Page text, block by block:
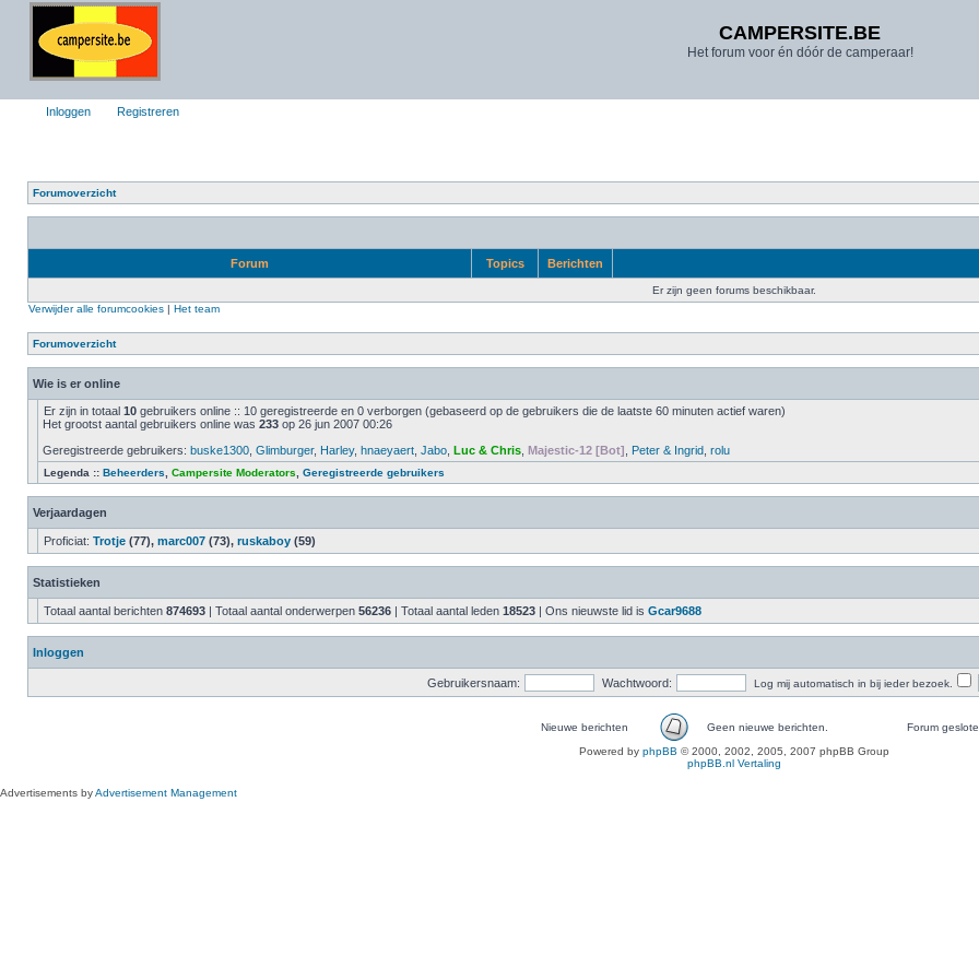
CAMPERSITE.BE
Het forum voor én dóór de camperaar!
Inloggen Registreren
Forumoverzicht
Forum Topics Berichten
Er zijn geen forums beschikbaar.
Verwijder alle forumcookies | Het team
Forumoverzicht
Wie is er online
Er zijn in totaal 10 gebruikers online :: 10 geregistreerde en 0 verborgen (gebaseerd op de gebruikers die de laatste 60 minuten actief waren)
Het grootst aantal gebruikers online was 233 op 26 jun 2007 00:26
Geregistreerde gebruikers: buske1300 Glimburger, Harley, hnaeyaert Jabo Luc & Chris Majestic-12 [Bot] Peter & Ingrid rolu
Legenda :: Beheerders Campersite Moderators Geregistreerde gebruikers
Verjaardagen
Proficiat: Trotje (77), marc007 (73), ruskaboy (59)
Statistieken
Totaal aantal berichten 874693 | Totaal aantal onderwerpen 56236 | Totaal aantal leden 18523 | Ons nieuwste lid is Gcar9688
Inloggen
Gebruikersnaam: Wachtwoord: Log mij automatisch in bij ieder bezoek.
Nieuwe berichten Geen nieuwe berichten.
Forum
Powered by phpBB © 2000, 2002, 2005, 2007 phpBB Group
phpBB.nl Vertaling
Advertisements byAdvertisement Management